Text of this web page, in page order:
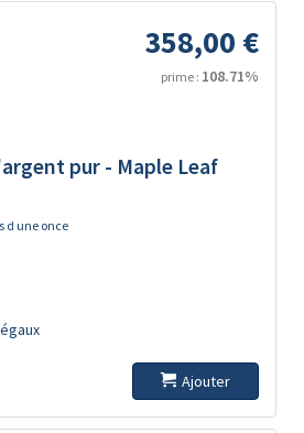
358,00 €
prime : 108.71%
pur - Maple Leaf
d une once
Ajouter